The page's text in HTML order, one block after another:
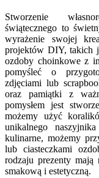
Stworzenie
świątecznego to
wyrażenie swojej
projektów DIY, takich
ozdoby choinkowe z
pomyśleć o
zdjęciami lub
oraz pamiątki z
pomysłem jest
możemy użyć
unikalnego
kulinarne, możemy
lub ciasteczkami
rodzaju prezenty mają
smakową i estetyczną.